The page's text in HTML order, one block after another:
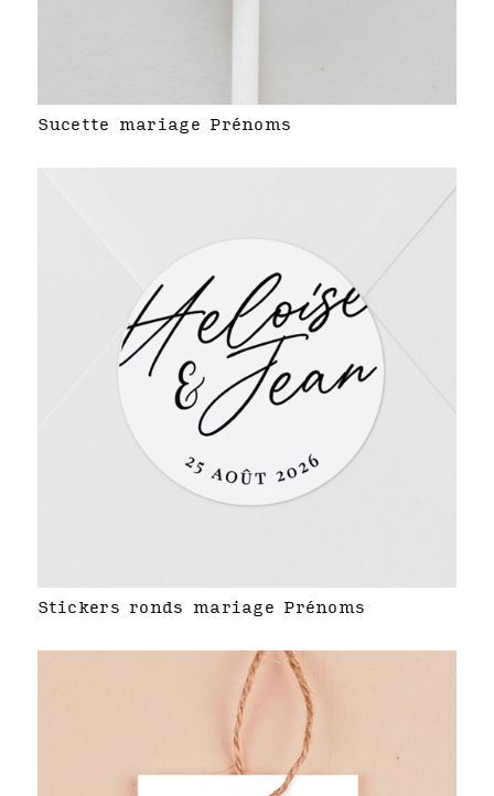
Sucette mariage Prénoms
Stickers ronds mariage Prénoms